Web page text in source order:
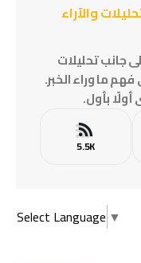
والآراء
جانب تحليلات
ما وراء الخبر.
أولًا بأول.
5.5K
Select Language ▼